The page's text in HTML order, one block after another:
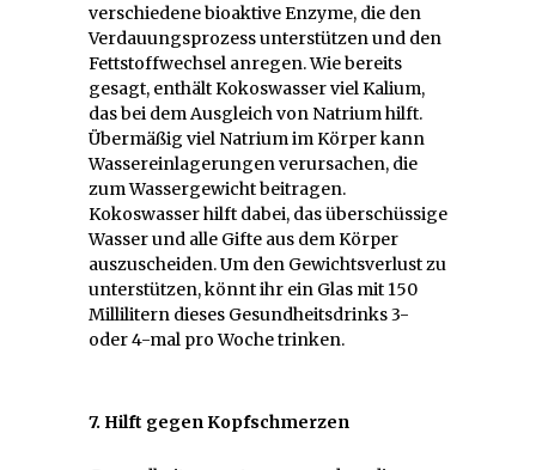
verschiedene bioaktive Enzyme, die den
Verdauungsprozess unterstützen und den
Fettstoffwechsel anregen. Wie bereits
gesagt, enthält Kokoswasser viel Kalium,
das bei dem Ausgleich von Natrium hilft.
Übermäßig viel Natrium im Körper kann
Wassereinlagerungen verursachen, die
zum Wassergewicht beitragen.
Kokoswasser hilft dabei, das überschüssige
Wasser und alle Gifte aus dem Körper
auszuscheiden. Um den Gewichtsverlust zu
unterstützen, könnt ihr ein Glas mit 150
Millilitern dieses Gesundheitsdrinks 3-
oder 4-mal pro Woche trinken.
7. Hilft gegen Kopfschmerzen